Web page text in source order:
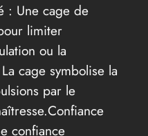
: Une cage de
limiter
ou la
cage symbolise la
par le
confiance